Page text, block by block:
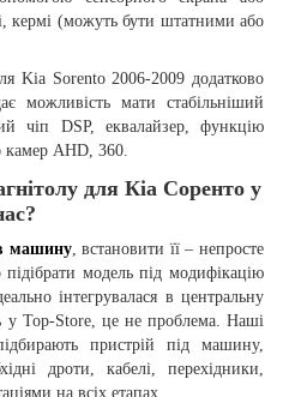
кермі (можуть бути штатними або
Kia Sorento 2006-2009 додатково
можливість мати стабільніший
чіп DSP, еквалайзер, функцію
камер AHD, 360.
для Кіа Соренто у
машину, встановити її – непросте
модель під модифікацію
інтегрувалася в центральну
Top-Store, це не проблема. Наші
пристрій під машину,
дроти, кабелі, перехідники,
на всіх етапах.